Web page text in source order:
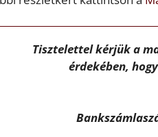
Tisztelettel kérjük a
érdekében,